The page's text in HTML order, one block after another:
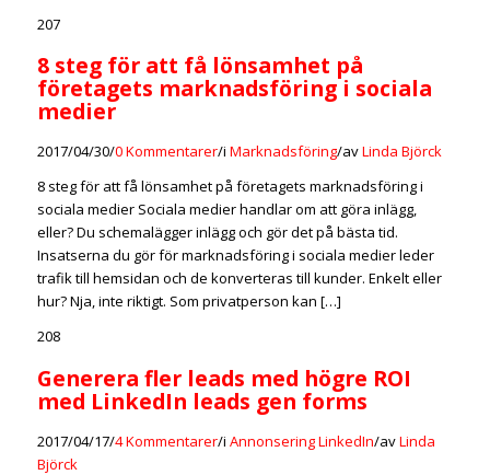
207
8 steg för att få lönsamhet på
företagets marknadsföring i sociala
medier
2017/04/30/0 Kommentarer/i Marknadsföring/avLinda Björck
8 steg för att få lönsamhet på företagets marknadsföring i
sociala medier Sociala medier handlar om att göra inlägg,
eller? Du schemalägger inlägg och gör det på bästa tid.
Insatserna du gör för marknadsföring i sociala medier leder
trafik till hemsidan och de konverteras till kunder. Enkelt eller
hur? Nja, inte riktigt. Som privatperson kan […]
208
Generera fler leads med högre ROI
med LinkedIn leads gen forms
2017/04/17/4 Kommentarer/i Annonsering LinkedIn/avLinda
Björck